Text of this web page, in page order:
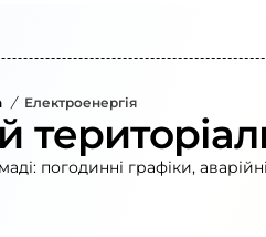
/ Електроенергія
погодинні графіки,